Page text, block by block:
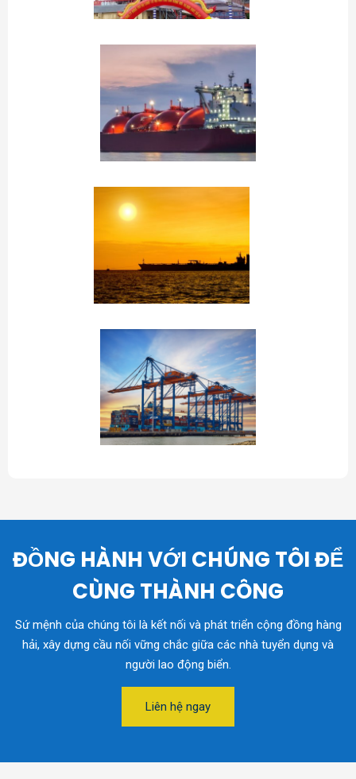
ĐỒNG HÀNH VỚI CHÚNG TÔI ĐỂ
CÙNG THÀNH CÔNG
Sứ mệnh của chúng tôi là kết nối và phát triển cộng đồng hàng
hải, xây dựng cầu nối vững chắc giữa các nhà tuyển dụng và
người lao động biển.
Liên hệ ngay